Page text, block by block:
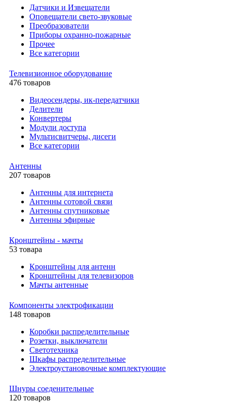
Датчики и Извещатели
Оповещатели свето-звуковые
Преобразователи
Приборы охранно-пожарные
Прочее
Все категории
Телевизионное оборудование
476 товаров
Видеосендеры, ик-передатчики
Делители
Конвертеры
Модули доступа
Мультисвитчеры, дисеги
Все категории
Антенны
207 товаров
Антенны для интернета
Антенны сотовой связи
Антенны спутниковые
Антенны эфирные
Кронштейны - мачты
53 товара
Кронштейны для антенн
Кронштейны для телевизоров
Мачты антенные
Компоненты электрофикации
148 товаров
Коробки распределительные
Розетки, выключатели
Светотехника
Шкафы распределительные
Электроустановочные комплектующие
Шнуры соеденительные
120 товаров